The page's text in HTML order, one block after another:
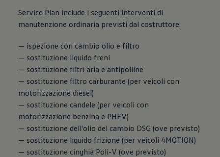
Service Plan include i seguenti interventi di
manutenzione ordinaria previsti dal costruttore:
— ispezione con cambio olio e filtro
— sostituzione liquido freni
— sostituzione filtri aria e antipolline
— sostituzione filtro carburante (per veicoli con
motorizzazione diesel)
— sostituzione candele (per veicoli con
motorizzazione benzina e PHEV)
— sostituzione dell'olio del cambio DSG (ove previsto)
— sostituzione liquido frizione (per veicoli 4MOTION)
— sostituzione cinghia Poli-V (ove previsto)